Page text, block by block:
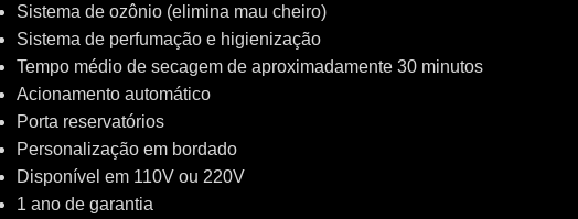
Sistema de ozônio (elimina mau cheiro)
Sistema de perfumação e higienização
Tempo médio de secagem de aproximadamente 30 minutos
Acionamento automático
Porta reservatórios
Personalização em bordado
Disponível em 110V ou 220V
1 ano de garantia